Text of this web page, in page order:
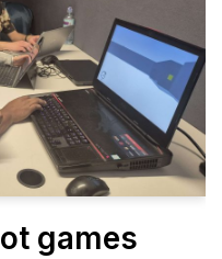
games